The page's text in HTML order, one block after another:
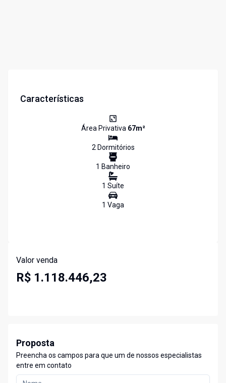
Características
Área Privativa 67m²
2Dormitórios
1 Banheiro
1 Suíte
1 Vaga
Valor venda
R$ 1.118.446,23
Proposta
Preencha os campos para que um de nossos especialistas
entre em contato